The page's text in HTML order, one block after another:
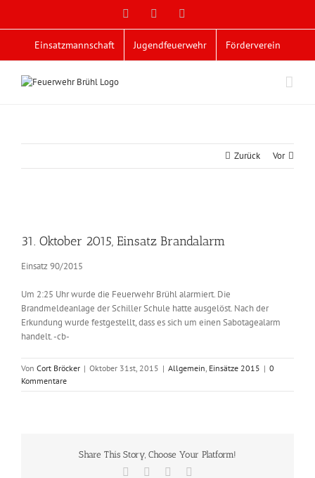
Facebook
Einsatzmannschaft Jugendfeuerwehr Förderverein
Zurück Vor
Bild
31. Oktober 2015, Einsatz Brandalarm
Einsatz 90/2015
Um 2:25 Uhr wurde die Feuerwehr Brühl alarmiert. Die
Brandmeldeanlage der Schiller Schule hatte ausgelöst. Nach der
Erkundung wurde festgestellt, dass es sich um einen Sabotagealarm
handelt. -cb-
Von Cort Bröcker | Oktober 31st, 2015 | Allgemein, Einsätze 2015 | 0
Kommentare
Share This Story, Choose Your Platform!
Facebook